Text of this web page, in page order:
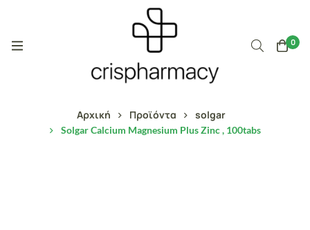
0
Αρχική Προϊόντα solgar
Solgar Calcium Magnesium Plus Zinc , 100tabs